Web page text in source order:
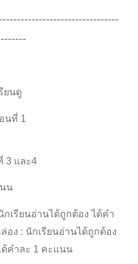
ยนดู
นที่ 1
3 และ4
น
เรียนอ่านได้ถูกต้อง ได้คำ
อง : นักเรียนอ่านได้ถูกต้อง
คำละ 1 คะแนน